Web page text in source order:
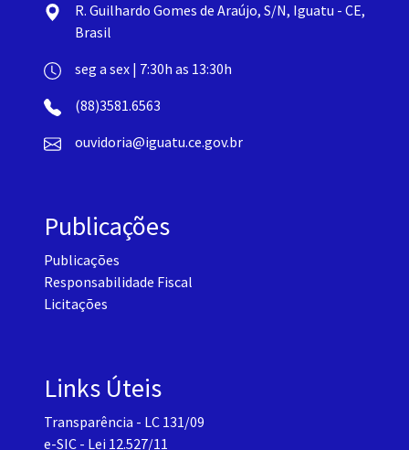
R. Guilhardo Gomes de Araújo, S/N, Iguatu - CE,
Brasil
seg a sex | 7:30h as 13:30h
(88)3581.6563
ouvidoria@iguatu.ce.gov.br
Publicações
Publicações
Responsabilidade Fiscal
Licitações
Links Úteis
Transparência - LC 131/09
e-SIC - Lei 12.527/11